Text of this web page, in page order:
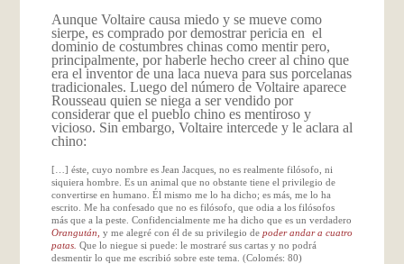
Aunque Voltaire causa miedo y se mueve como
sierpe, es comprado por demostrar pericia en el
dominio de costumbres chinas como mentir pero,
principalmente, por haberle hecho creer al chino que
era el inventor de una laca nueva para sus porcelanas
tradicionales. Luego del número de Voltaire aparece
Rousseau quien se niega a ser vendido por
considerar que el pueblo chino es mentiroso y
vicioso. Sin embargo, Voltaire intercede y le aclara al
chino:
[…] éste, cuyo nombre es Jean Jacques, no es realmente filósofo, ni
siquiera hombre. Es un animal que no obstante tiene el privilegio de
convertirse en humano. Él mismo me lo ha dicho; es más, me lo ha
escrito. Me ha confesado que no es filósofo, que odia a los filósofos
más que a la peste. Confidencialmente me ha dicho que es un verdadero
Orangután, y me alegré con él de su privilegio de poder andar a cuatro
patas. Que lo niegue si puede: le mostraré sus cartas y no podrá
desmentir lo que me escribió sobre este tema. (Colomés: 80)